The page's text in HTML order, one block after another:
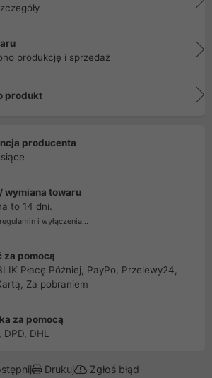
produkcję i sprzedaż
produkt
producenta
wymiana towaru
to 14 dni.
i wyłączenia...
za pomocą
Płacę Później, PayPo, Przelewy24,
Za pobraniem
za pomocą
DHL
Drukuj Zgłoś błąd